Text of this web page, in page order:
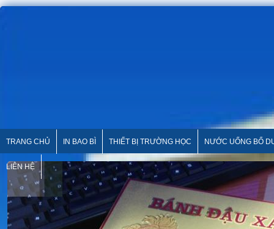
TRANG CHỦ IN BAO BÌ THIẾT BỊ TRƯỜNG HỌC NƯỚC UỐNG BỔ
LIÊN HỆ